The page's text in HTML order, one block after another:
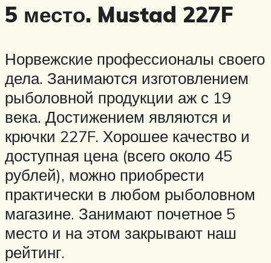
5 место. Mustad 227F
Норвежские профессионалы своего
дела. Занимаются изготовлением
рыболовной продукции аж с 19
века. Достижением являются и
крючки 227F. Хорошее качество и
доступная цена (всего около 45
рублей), можно приобрести
практически в любом рыболовном
магазине. Занимают почетное 5
место и на этом закрывают наш
рейтинг.